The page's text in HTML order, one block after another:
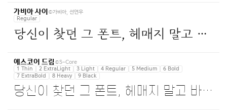
가비아 사이 ©가비아, 선연우
Regular
당신이 찾던 그 폰트, 헤매지 말고 바로 폰코!
에스코어 드림 ©S-Core
1 Thin
2 ExtraLight 3 Light 4 Regular 5 Medium
6 Bold
7 ExtraBold
8 Heavy 9 Black
당신이 찾던 그 폰트, 헤매지 말고 바로 폰코!